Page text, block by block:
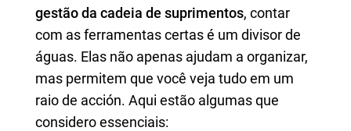
gestão da cadeia de suprimentos, contar
com as ferramentas certas é um divisor de
águas. Elas não apenas ajudam a organizar,
mas permitem que você veja tudo em um
raio de acción. Aqui estão algumas que
considero essenciais: